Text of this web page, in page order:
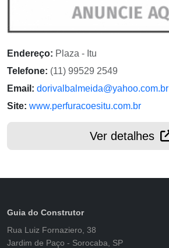
Endereço: Plaza - Itu
Telefone: (11) 99529 2549
Email: dorivalbalmeida@yahoo.com.br
Site: www.perfuracoesitu.com.br
Ver detalhes
Guia do Construtor
Rua Luiz Fornaziero, 38
Jardim de Paço - Sorocaba, SP